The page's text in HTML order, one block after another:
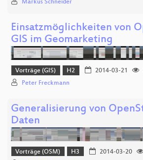
Markus Schneider
Einsatzmöglichkeiten von
GIS im Geomarketing
Vorträge (GIS) H2 2014-03-21
Peter Freckmann
Generalisierung von
Daten
Vorträge (OSM) H3 2014-03-20